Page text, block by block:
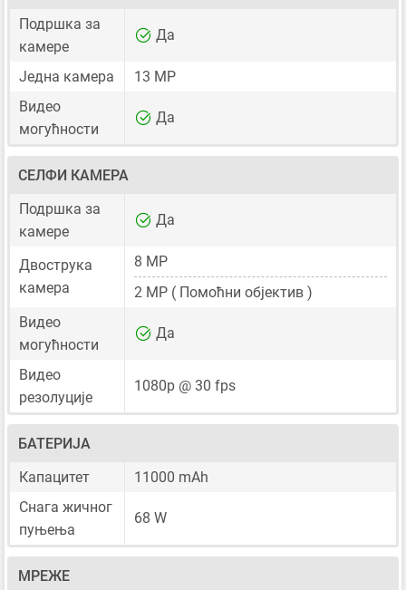
Подршка за
камере
Да
Једна камера
13 MP
Видео
могућности
Да
СЕЛФИ КАМЕРА
Подршка за
камере
Да
Двострука
камера
8 MP
2 MP ( Помоћни објектив )
Видео
могућности
Да
Видео
резолуције
1080p @ 30 fps
БАТЕРИЈА
Капацитет
11000 mAh
Снага жичног
пуњења
68 W
МРЕЖЕ